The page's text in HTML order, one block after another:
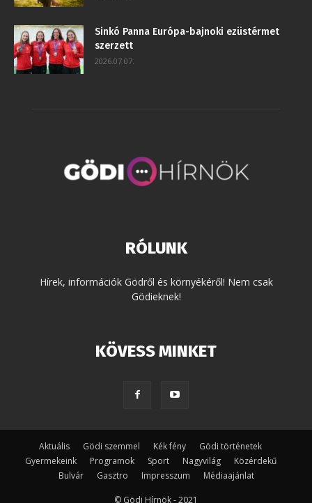
Sinkó Panna Európa-bajnoki ezüstérmet
szerzett
2026.07.07.
RÓLUNK
Hírek, információk Gödről és környékéről! Nem csak
Gödieknek!
KÖVESS MINKET
Aktuális Gödi szemmel Kék fény
Gödi történetek
Gyermekeink
Programok Sport Nagyvilág
Közérdekű
Bulvár
Gasztro Impresszum Médiaajánlat
© Gödi Hírnök - 2021